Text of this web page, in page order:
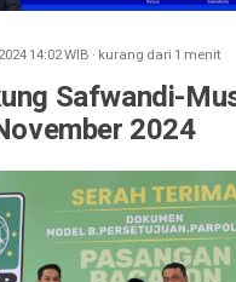
14:02WIB · kurang dari 1 menit
Safwandi-
2024